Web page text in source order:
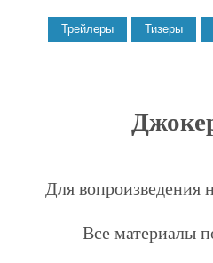
Для вопроизведения
Все материалы